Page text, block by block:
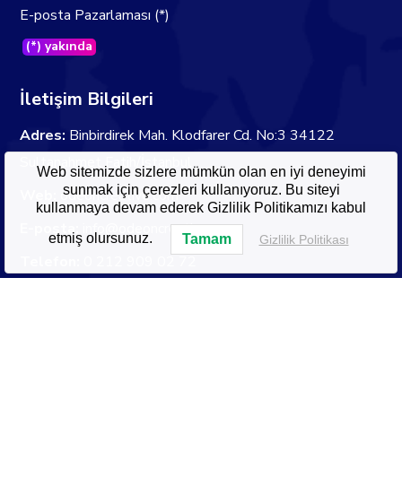
E-posta Pazarlaması (*)
(*) yakında
İletişim Bilgileri
Adres: Binbirdirek Mah. Klodfarer Cd. No:3 34122
Sultanahmet Fatih/İstanbul
odeoncreative.com
E-posta:
info@odeoncreative.com
Web sitemizde sizlere mümkün olan en iyi deneyimi
sunmak için çerezleri kullanıyoruz. Bu siteyi
kullanmaya devam ederek Gizlilik Politikamızı kabul
etmiş olursunuz. Tamam Gizlilik Politikası